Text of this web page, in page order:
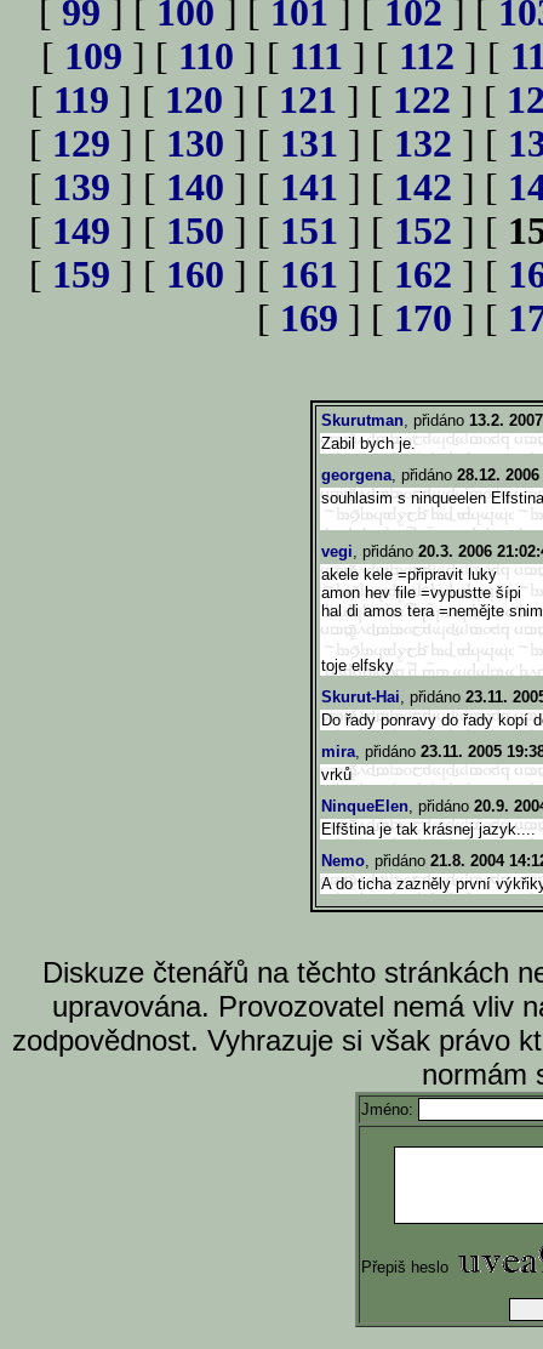
[ 99 ] [ 100 ] [ 101 ] [ 102 ] [
[ 109 ] [ 110 ] [ 111 ] [ 112 ] [
[ 119 ] [ 120 ] [ 121 ] [ 122 ] [
[ 129 ] [ 130 ] [ 131 ] [ 132 ] [
[ 139 ] [ 140 ] [ 141 ] [ 142 ] [
[ 149 ] [ 150 ] [ 151 ] [ 152 ] [
[ 159 ] [ 160 ] [ 161 ] [ 162 ] [
[ 169 ] [ 170 ] [
Skurutman, přidáno 13.2.
Zabil bych je.
georgena, přidáno 28.12.
souhlasim s ninqueelen
vegi, přidáno 20.3. 2006
akele kele =připravit luky
amon hev file =vypustte šípi
hal di amos tera =nemějte
toje elfsky
Skurut-Hai, přidáno 23.11.
Do řady ponravy do řady kopí
mira, přidáno 23.11. 2005
vrků
NinqueElen, přidáno 20.9.
Elfština je tak krásnej jazyk....
Nemo, přidáno 21.8. 2004
A do ticha zazněly první
Diskuze čtenářů na těchto stránkách
upravována. Provozovatel nemá vliv
zodpovědnost. Vyhrazuje si však právo
normám
Jméno:
Přepiš heslo